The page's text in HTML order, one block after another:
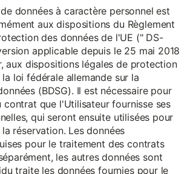
données à caractère personnel est
aux dispositions du Règlement
des données de l'UE (" DS-
applicable depuis le 25 mai 2018
aux dispositions légales de protection
loi fédérale allemande sur la
(BDSG). Il est nécessaire pour
contrat que l'Utilisateur fournisse ses
qui seront ensuite utilisées pour
réservation. Les données
pour le traitement des contrats
les autres données sont
traite les données fournies pour le